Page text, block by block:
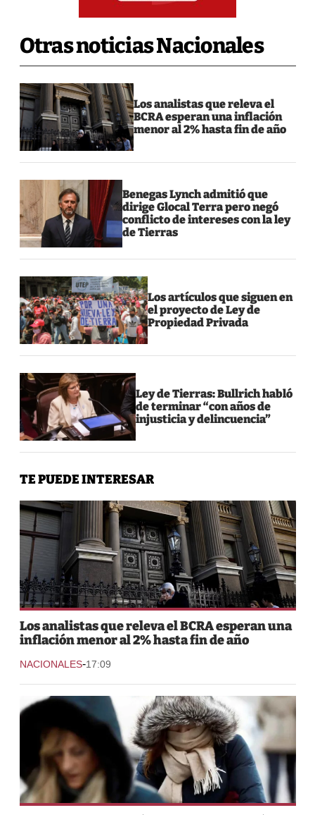
Otras noticias Nacionales
Los analistas que releva el
BCRA esperan una inflación
menor al 2% hasta fin de año
Benegas Lynch admitió que
dirige Glocal Terra pero negó
conflicto de intereses con la ley
de Tierras
Los artículos que siguen en
el proyecto de Ley de
Propiedad Privada
Ley de Tierras: Bullrich habló
de terminar “con años de
injusticia y delincuencia”
TE PUEDE INTERESAR
Los analistas que releva el BCRA esperan una
inflación menor al 2% hasta fin de año
NACIONALES-17:09